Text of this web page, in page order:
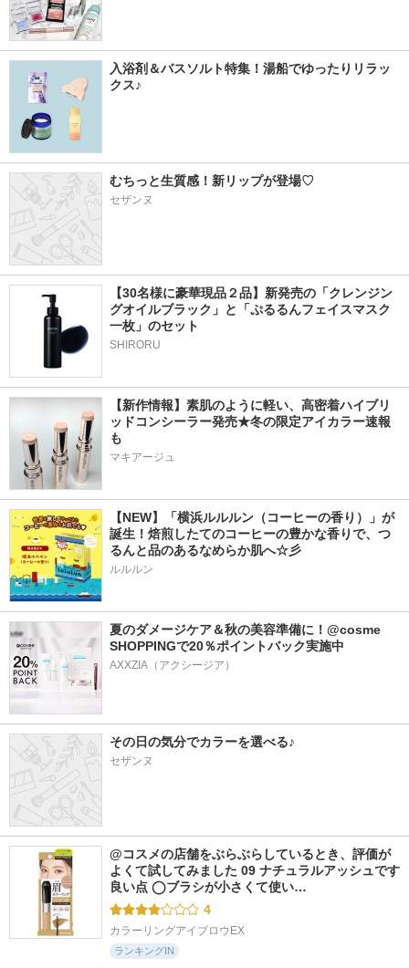
入浴剤＆バスソルト特集！湯船でゆったりリラッ
クス♪
むちっと生質感！新リップが登場♡
セザンヌ
【30名様に豪華現品２品】新発売の「クレンジン
グオイルブラック」と「ぷるるんフェイスマスク
一枚」のセット
SHIRORU
【新作情報】素肌のように軽い、高密着ハイブリ
ッドコンシーラー発売★冬の限定アイカラー速報
も
マキアージュ
【NEW】「横浜ルルルン（コーヒーの香り）」が
誕生！焙煎したてのコーヒーの豊かな香りで、つ
るんと品のあるなめらか肌へ☆彡
ルルルン
夏のダメージケア＆秋の美容準備に！@cosme
SHOPPINGで20％ポイントバック実施中
その日の気分でカラーを選べる♪
セザンヌ
@コスメの店舗をぶらぶらしているとき、評価が
よくて試してみました 09 ナチュラルアッシュです
良い点 ◯ブラシが小さくて使い…
4
カラーリングアイブロウEX
ランキングIN